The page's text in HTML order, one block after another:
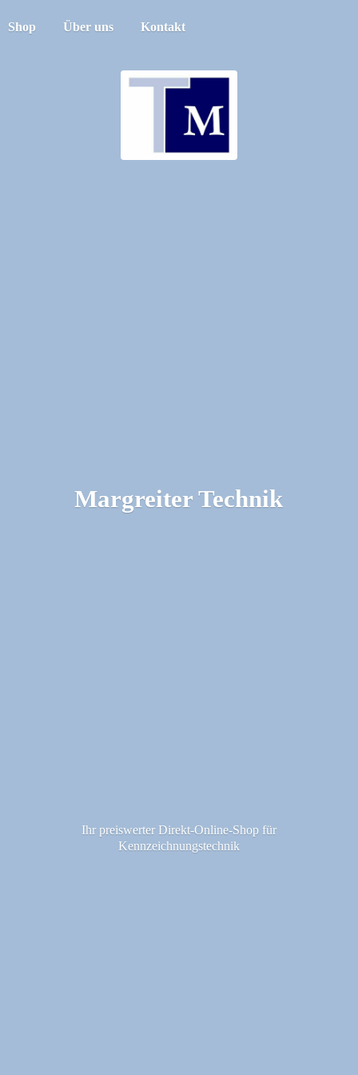
Shop Über uns Kontakt
Margreiter Technik
Ihr preiswerter Direkt-Online-Shop für
Kennzeichnungstechnik